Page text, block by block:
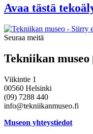
Avaa tästä
Seuraa meitä
Tekniikan museo
Viikintie 1
00560 Helsinki
(09) 7288 440
info@tekniikanmuseo.fi
Museon yhteystiedot